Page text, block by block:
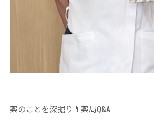
薬のことを深掘り💊薬局Q&A